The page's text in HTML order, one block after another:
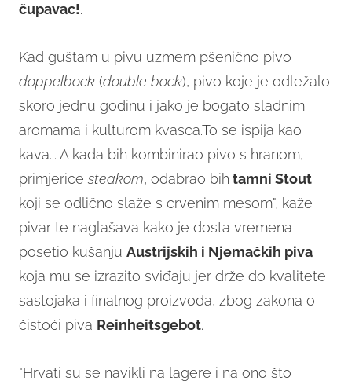
čupavac!.
Kad guštam u pivu uzmem pšenično pivo
doppelbock (double bock), pivo koje je odležalo
skoro jednu godinu i jako je bogato sladnim
aromama i kulturom kvasca.To se ispija kao
kava... A kada bih kombinirao pivo s hranom,
primjerice steakom, odabrao bih tamni Stout
koji se odlično slaže s crvenim mesom", kaže
pivar te naglašava kako je dosta vremena
posetio kušanju Austrijskih i Njemačkih piva
koja mu se izrazito sviđaju jer drže do kvalitete
sastojaka i finalnog proizvoda, zbog zakona o
čistoći piva Reinheitsgebot.
"Hrvati su se navikli na lagere i na ono što